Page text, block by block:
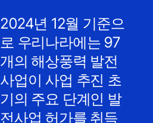
2024년 12월 기준으
로 우리나라에는 97
개의 해상풍력 발전
사업이 사업 추진 초
기의 주요 단계인 발
전사업 허가를 취득